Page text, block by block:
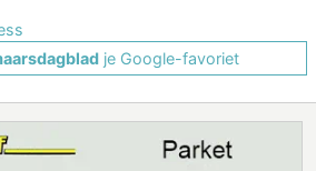
je Google-favoriet